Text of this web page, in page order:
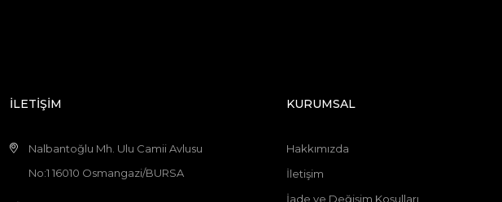
İLETİŞİM
Nalbantoğlu Mh. Ulu Camii Avlusu
No:1 16010 Osmangazi/BURSA
KURUMSAL
Hakkımızda
İletişim
İade ve Değişim Koşulları